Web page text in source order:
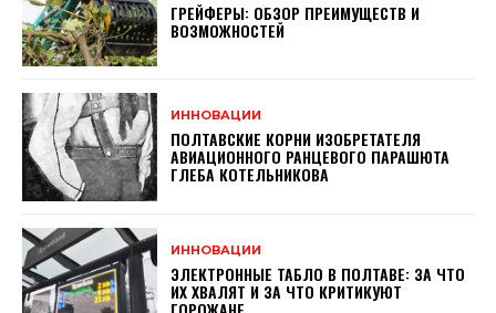
ГРЕЙФЕРЫ: ОБЗОР ПРЕИМУЩЕСТВ И
ВОЗМОЖНОСТЕЙ
ИННОВАЦИИ
ПОЛТАВСКИЕ КОРНИ ИЗОБРЕТАТЕЛЯ
АВИАЦИОННОГО РАНЦЕВОГО ПАРАШЮТА
ГЛЕБА КОТЕЛЬНИКОВА
ИННОВАЦИИ
ЭЛЕКТРОННЫЕ ТАБЛО В ПОЛТАВЕ: ЗА ЧТО
ИХ ХВАЛЯТ И ЗА ЧТО КРИТИКУЮТ